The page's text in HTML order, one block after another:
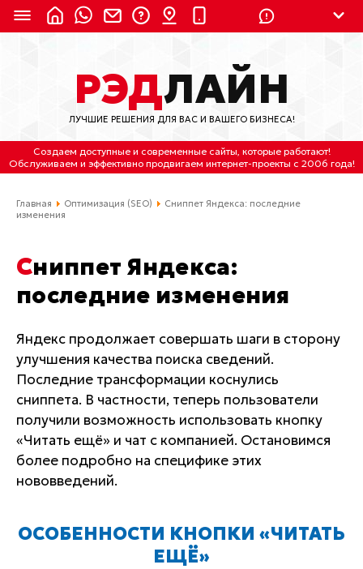
8 (800) 550-9899 (с 2:30 до 11:30 по
Мск)
Бесплатно по России
(4212) 658-653
(4212) 637-673
Отдельный вход \ Левый торец здания
Все контакты
РЭДЛАЙН
ЛУЧШИЕ РЕШЕНИЯ ДЛЯ ВАС И ВАШЕГО БИЗНЕСА!
Создаем доступные и современные сайты, которые работают!
Обслуживаем и эффективно продвигаем интернет-проекты с 2006 года!
Главная Оптимизация (SEO)
Сниппет Яндекса: последние
изменения
Сниппет Яндекса:
последние изменения
Яндекс продолжает совершать шаги в сторону
улучшения качества поиска сведений.
Последние трансформации коснулись
сниппета. В частности, теперь пользователи
получили возможность использовать кнопку
«Читать ещё» и чат с компанией. Остановимся
более подробно на специфике этих
нововведений.
ОСОБЕННОСТИ КНОПКИ «ЧИТАТЬ
ЕЩЁ»